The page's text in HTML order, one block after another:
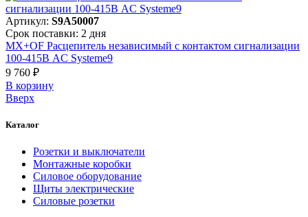
Артикул: S9A50007
Срок поставки: 2 дня
MX+OF Расцепитель независимый с контактом сигнализации
100-415В AC Systeme9
9 760 ₽
В корзинy
Вверх
Каталог
Розетки и выключатели
Монтажные коробки
Силовое оборудование
Щиты электрические
Силовые розетки